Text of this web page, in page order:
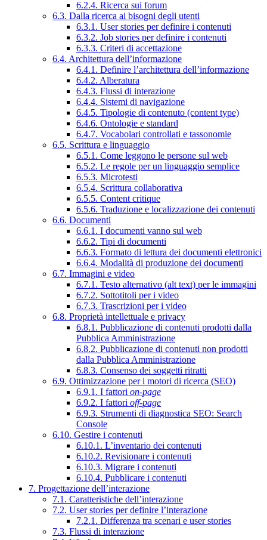
6.2.4. Ricerca sui forum
6.3. Dalla ricerca ai bisogni degli utenti
6.3.1. User stories per definire i contenuti
6.3.2. Job stories per definire i contenuti
6.3.3. Criteri di accettazione
6.4. Architettura dell’informazione
6.4.1. Definire l’architettura dell’informazione
6.4.2. Alberatura
6.4.3. Flussi di interazione
6.4.4. Sistemi di navigazione
6.4.5. Tipologie di contenuto (content type)
6.4.6. Ontologie e standard
6.4.7. Vocabolari controllati e tassonomie
6.5. Scrittura e linguaggio
6.5.1. Come leggono le persone sul web
6.5.2. Le regole per un linguaggio semplice
6.5.3. Microtesti
6.5.4. Scrittura collaborativa
6.5.5. Content critique
6.5.6. Traduzione e localizzazione dei contenuti
6.6. Documenti
6.6.1. I documenti vanno sul web
6.6.2. Tipi di documenti
6.6.3. Formato di lettura dei documenti elettronici
6.6.4. Modalità di produzione dei documenti
6.7. Immagini e video
6.7.1. Testo alternativo (alt text) per le immagini
6.7.2. Sottotitoli per i video
6.7.3. Trascrizioni per i video
6.8. Proprietà intellettuale e privacy
6.8.1. Pubblicazione di contenuti prodotti dalla
Pubblica Amministrazione
6.8.2. Pubblicazione di contenuti non prodotti
dalla Pubblica Amministrazione
6.8.3. Consenso dei soggetti ritratti
6.9. Ottimizzazione per i motori di ricerca (SEO)
6.9.1. I fattori on-page
6.9.2. I fattori off-page
6.9.3. Strumenti di diagnostica SEO: Search
Console
6.10. Gestire i contenuti
6.10.1. L’inventario dei contenuti
6.10.2. Revisionare i contenuti
6.10.3. Migrare i contenuti
6.10.4. Pubblicare i contenuti
7. Progettazione dell’interazione
7.1. Caratteristiche dell’interazione
7.2. User stories per definire l’interazione
7.2.1. Differenza tra scenari e user stories
7.3. Flussi di interazione